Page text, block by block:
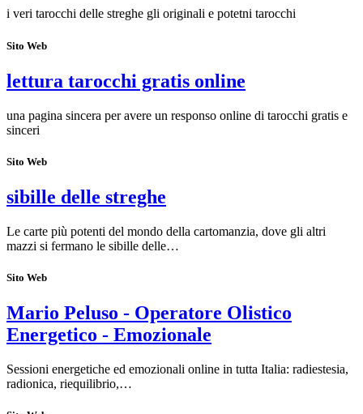
i veri tarocchi delle streghe gli originali e potetni tarocchi
Sito Web
lettura tarocchi gratis online
una pagina sincera per avere un responso online di tarocchi gratis e
sinceri
Sito Web
sibille delle streghe
Le carte più potenti del mondo della cartomanzia, dove gli altri
mazzi si fermano le sibille delle…
Sito Web
Mario Peluso - Operatore Olistico
Energetico - Emozionale
Sessioni energetiche ed emozionali online in tutta Italia: radiestesia,
radionica, riequilibrio,…